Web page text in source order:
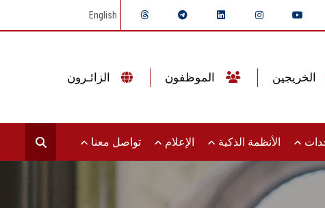
English
الأنظمة الذكية الإعلام تواصل معنا